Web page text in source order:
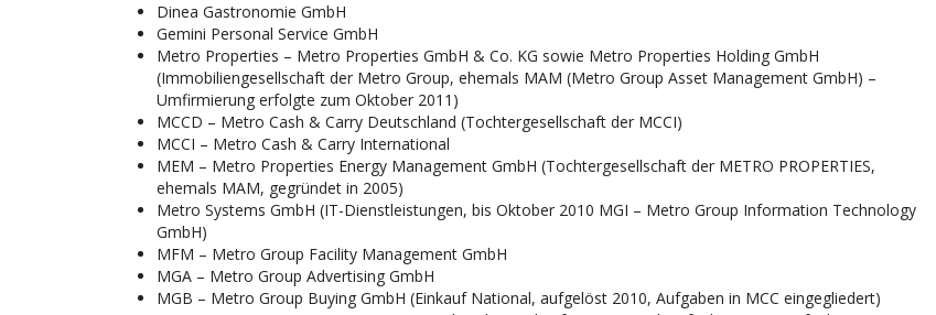
Dinea Gastronomie GmbH
Gemini Personal Service GmbH
Metro Properties – Metro Properties GmbH & Co. KG sowie Metro Properties Holding GmbH
(Immobiliengesellschaft der Metro Group, ehemals MAM (Metro Group Asset Management GmbH) –
Umfirmierung erfolgte zum Oktober 2011)
MCCD – Metro Cash & Carry Deutschland (Tochtergesellschaft der MCCI)
MCCI – Metro Cash & Carry International
MEM – Metro Properties Energy Management GmbH (Tochtergesellschaft der METRO PROPERTIES,
ehemals MAM, gegründet in 2005)
Metro Systems GmbH (IT-Dienstleistungen, bis Oktober 2010 MGI – Metro Group Information Technology
GmbH)
MFM – Metro Group Facility Management GmbH
MGA – Metro Group Advertising GmbH
MGB – Metro Group Buying GmbH (Einkauf National, aufgelöst 2010, Aufgaben in MCC eingegliedert)